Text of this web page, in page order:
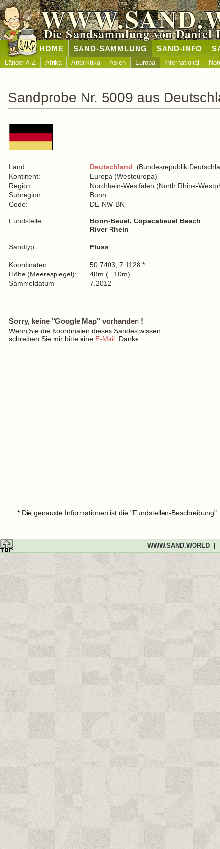
Die Sandsammlung von Daniel
HOME SAND-SAMMLUNG SAND-INFO
Länder A-Z Afrika Antarktika Asien Europa International
Sandprobe Nr. 5009 aus
Land: Deutschland (Bundesrepublik
Kontinent:
Europa (Westeuropa)
Region:
Nordrhein-Westfalen (North Rhine-
Subregion:
Bonn
Code:
DE-NW-BN
Fundstelle:
Bonn-Beuel, Copacabeuel Beach
River Rhein
Sandtyp: Fluss
Koordinaten:
50.7403, 7.1128 *
Höhe (Meerespiegel):
48m (± 10m)
Sammeldatum:
7.2012
Sorry, keine "Google Map" vorhanden !
Wenn Sie die Koordinaten dieses Sandes wissen,
schreiben Sie mir bitte eine E-Mail . Danke.
* Die genauste Informationen ist die "Fundstellen-
WWW.SAND.WORLD|